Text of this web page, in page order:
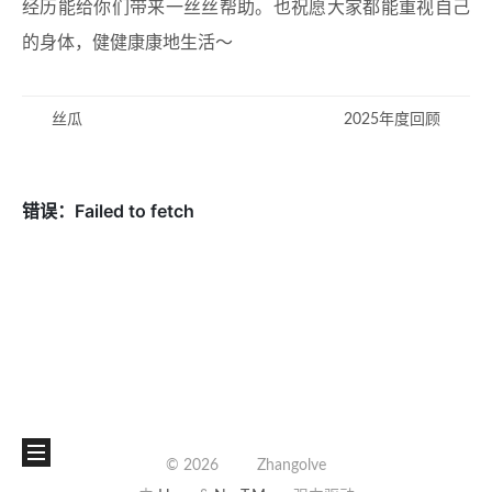
经历能给你们带来一丝丝帮助。也祝愿大家都能重视自己
的身体，健健康康地生活～
丝瓜 2025年度回顾
© 2026
Zhangolve